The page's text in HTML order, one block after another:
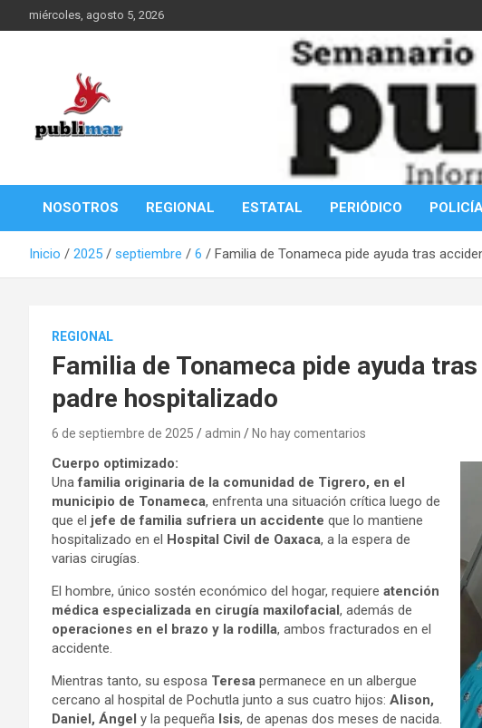
al
miércoles, agosto 5, 2026
PubliMar
NOSOTROS REGIONAL ESTATAL PERIÓDICO
Inicio 2025 septiembre 6 Familia de Tonameca pide ayuda tras
REGIONAL
Familia de Tonameca pide ayuda
padre hospitalizado
6 de septiembre de 2025 admin No hay comentarios
Cuerpo optimizado:
Unafamilia originaria de la comunidad de Tigrero, en el
municipio de Tonameca, enfrenta una situación crítica luego de
que el jefe de familia sufriera un accidente que lo mantiene
hospitalizado en el Hospital Civil de Oaxaca, a la espera de
varias cirugías.
El hombre, único sostén económico del hogar, requiere atención
médica especializada en cirugía maxilofacial, además de
operaciones en el brazo y la rodilla, ambos fracturados en el
accidente.
Mientras tanto, su esposa Teresa permanece en un albergue
cercano al hospital de Pochutla junto a sus cuatro hijos: Alison,
Daniel, Ángel y la pequeña Isis, de apenas dos meses de nacida.